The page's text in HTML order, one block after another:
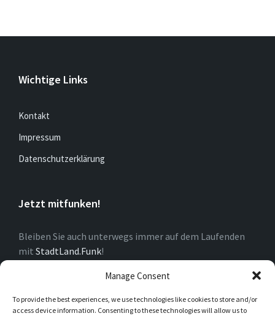
Manage Consent
To provide the best experiences, we use technologies like cookies to store and/or
access device information. Consenting to these technologies will allow us to
Wichtige Links
Kontakt
Impressum
Datenschutzerklärung
Jetzt mitfunken!
Bleiben Sie auch unterwegs immer auf dem Laufenden
mit StadtLand.Funk!